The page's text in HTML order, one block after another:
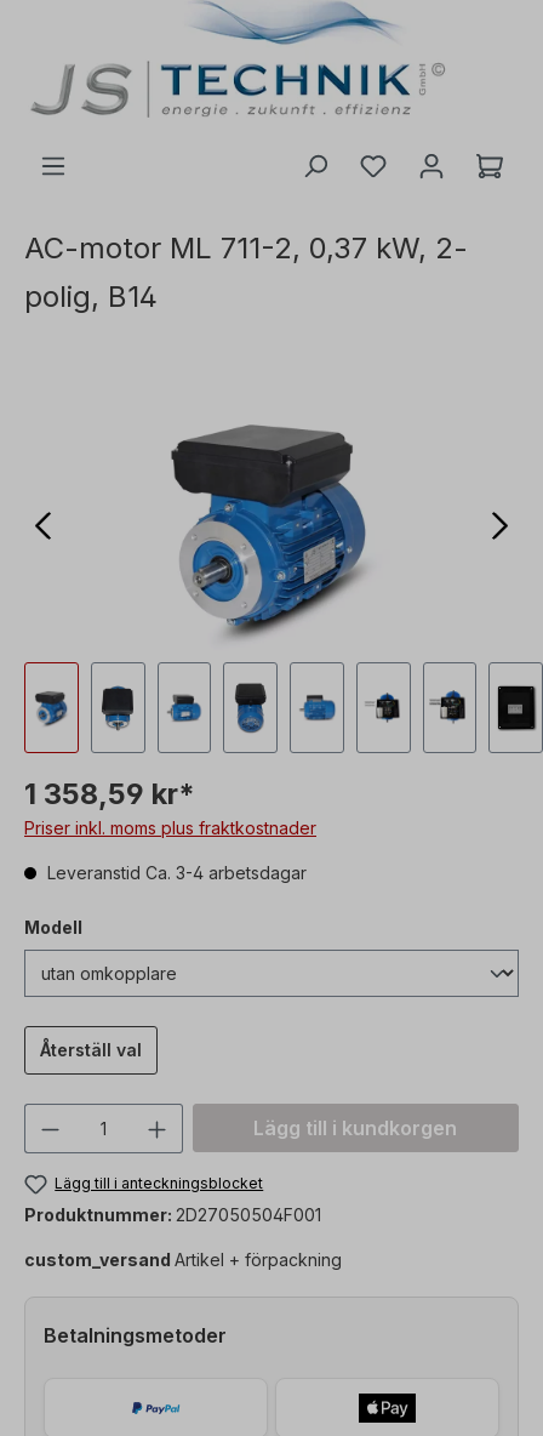
AC-motor ML 711-2, 0,37 kW, 2-
polig, B14
1 358,59 kr*
Priser inkl. moms plus fraktkostnader
Leveranstid Ca. 3-4 arbetsdagar
Modell
Återställ val
Produktkvantitet: Ange önskat värde
Lägg till i kundkorgen
Lägg till i anteckningsblocket
Produktnummer: 2D27050504F001
custom_versand Artikel + förpackning
Betalningsmetoder